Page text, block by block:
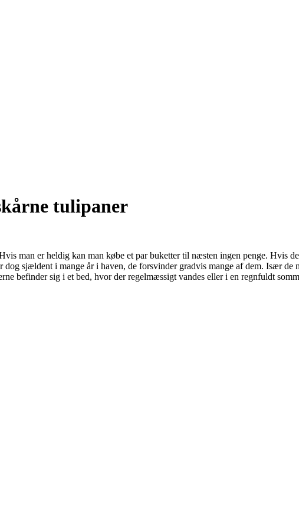
tulipaner
man er heldig kan man købe et par buketter til næsten ingen penge. Hvis
sjældent i mange år i haven, de forsvinder gradvis mange af dem. Især
befinder sig i et bed, hvor der regelmæssigt vandes eller i en regnfuldt